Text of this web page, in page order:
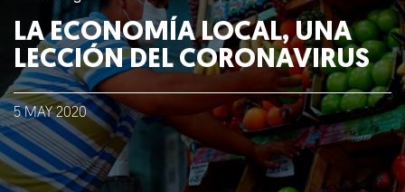
Nosotros
Clientes
LA ECONOMÍA LOCAL, UNA
LECCIÓN DEL CORONAVIRUS
5 MAY 2020